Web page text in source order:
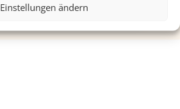
Einstellungen ändern